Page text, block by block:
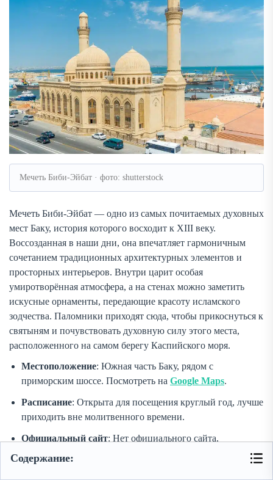
Содержание:
Мечеть Биби-Эйбат · фото: shutterstock
Мечеть Биби-Эйбат — одно из самых почитаемых духовных
мест Баку, история которого восходит к XIII веку.
Воссозданная в наши дни, она впечатляет гармоничным
сочетанием традиционных архитектурных элементов и
просторных интерьеров. Внутри царит особая
умиротворённая атмосфера, а на стенах можно заметить
искусные орнаменты, передающие красоту исламского
зодчества. Паломники приходят сюда, чтобы прикоснуться к
святыням и почувствовать духовную силу этого места,
расположенного на самом берегу Каспийского моря.
Местоположение: Южная часть Баку, рядом с
приморским шоссе. Посмотреть на Google Maps.
Расписание: Открыта для посещения круглый год, лучше
приходить вне молитвенного времени.
Официальный сайт: Нет официального сайта,
Азербайджана.